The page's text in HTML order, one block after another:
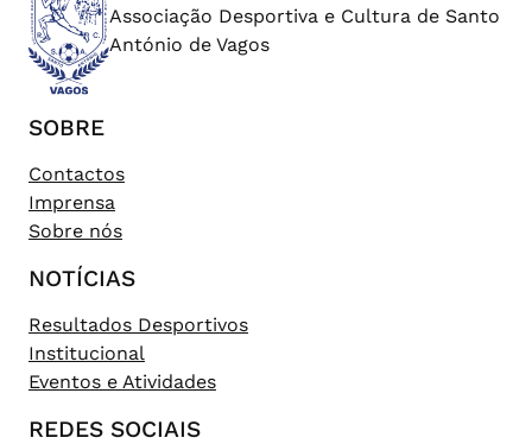
Associação Desportiva e Cultura de Santo
António de Vagos
SOBRE
Contactos
Imprensa
Sobre nós
NOTÍCIAS
Resultados Desportivos
Institucional
Eventos e Atividades
REDES SOCIAIS